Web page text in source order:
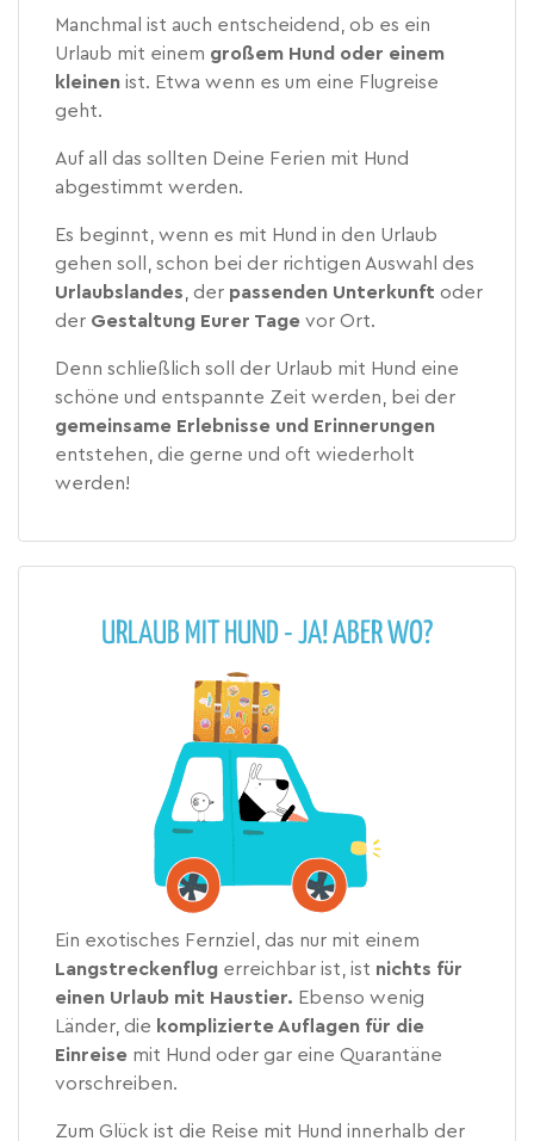
Manchmal ist auch entscheidend, ob es ein
Urlaub mit einem großem Hund oder einem
kleinen ist. Etwa wenn es um eine Flugreise
geht.
Auf all das sollten Deine Ferien mit Hund
abgestimmt werden.
Es beginnt, wenn es mit Hund in den Urlaub
gehen soll, schon bei der richtigen Auswahl des
Urlaubslandes, der passenden Unterkunft oder
der Gestaltung Eurer Tage vor Ort.
Denn schließlich soll der Urlaub mit Hund eine
schöne und entspannte Zeit werden, bei der
gemeinsame Erlebnisse und Erinnerungen
entstehen, die gerne und oft wiederholt
werden!
URLAUB MIT HUND - JA! ABER WO?
Ein exotisches Fernziel, das nur mit einem
Langstreckenflug erreichbar ist, ist nichts für
einen Urlaub mit Haustier. Ebenso wenig
Länder, die komplizierte Auflagen für die
Einreise mit Hund oder gar eine Quarantäne
vorschreiben.
Zum Glück ist die Reise mit Hund innerhalb der